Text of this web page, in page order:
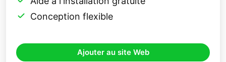
Conception flexible
Ajouter au site Web